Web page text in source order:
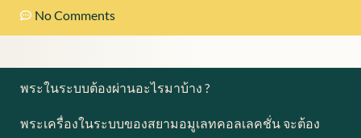
No Comments
พระในระบบต้องผ่านอะไรมาบ้าง ?
พระเครื่องในระบบของสยามอมูเลทคอลเลคชั่น จะต้อง